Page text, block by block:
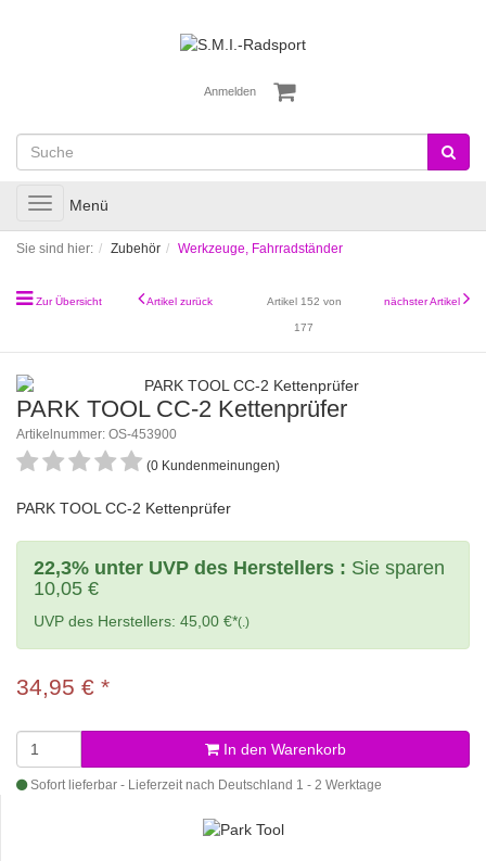
Anmelden
Toggle
navigation
Menü
Sie sind hier: Zubehör Werkzeuge, Fahrradständer
Zur Übersicht Artikel zurück Artikel 152 von
177
nächster Artikel
PARK TOOL CC-2 Kettenprüfer
Artikelnummer: OS-453900
(0 Kundenmeinungen)
PARK TOOL CC-2 Kettenprüfer
22,3% unter UVP des Herstellers : Sie sparen
10,05 €
UVP des Herstellers: 45,00 €*(.)
34,95 € *
In den Warenkorb
Sofort lieferbar - Lieferzeit nach Deutschland 1 - 2 Werktage